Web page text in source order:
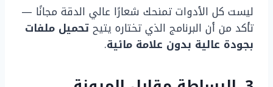
ليست كل الأدوات تمنحك شعارًا عالي الدقة مجانًا —
تأكد من أن البرنامج الذي تختاره يتيحتحميل ملفات
بجودة عالية بدون علامة مائية.